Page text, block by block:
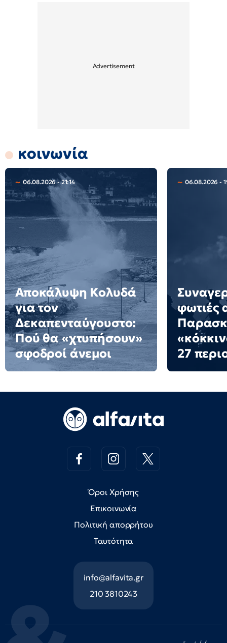
κοινωνία
06.08.2026 - 21:14
Αποκάλυψη Κολυδά
για τον
Δεκαπενταύγουστο:
Πού θα «χτυπήσουν»
σφοδροί άνεμοι
06.08.2026 -
φωτιές
27
Όροι Χρήσης
Επικοινωνία
Πολιτική απορρήτου
Ταυτότητα
info@alfavita.gr
210 3810243